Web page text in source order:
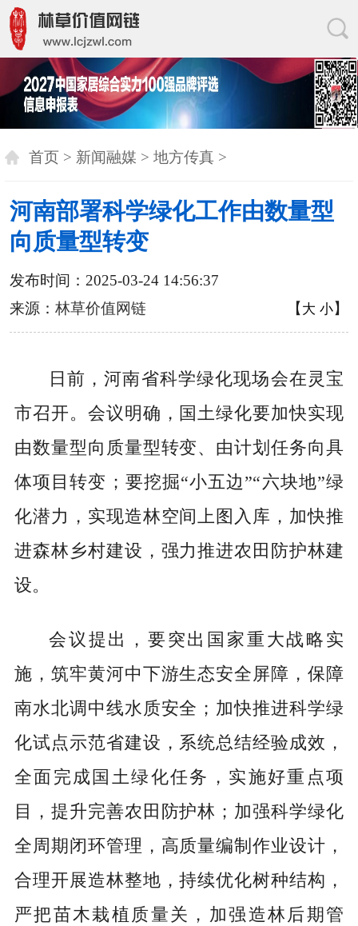
首页 > 新闻融媒 > 地方传真>
河南部署科学绿化工作由数量型
向质量型转变
发布时间：2025-03-24 14:56:37
来源： 林草价值网链 【 大 小】
日前，河南省科学绿化现场会在灵宝
市召开。会议明确，国土绿化要加快实现
由数量型向质量型转变、由计划任务向具
体项目转变；要挖掘“小五边”“六块地”绿
化潜力，实现造林空间上图入库，加快推
进森林乡村建设，强力推进农田防护林建
设。
会议提出，要突出国家重大战略实
施，筑牢黄河中下游生态安全屏障，保障
南水北调中线水质安全；加快推进科学绿
化试点示范省建设，系统总结经验成效，
全面完成国土绿化任务，实施好重点项
目，提升完善农田防护林；加强科学绿化
全周期闭环管理，高质量编制作业设计，
合理开展造林整地，持续优化树种结构，
严把苗木栽植质量关，加强造林后期管